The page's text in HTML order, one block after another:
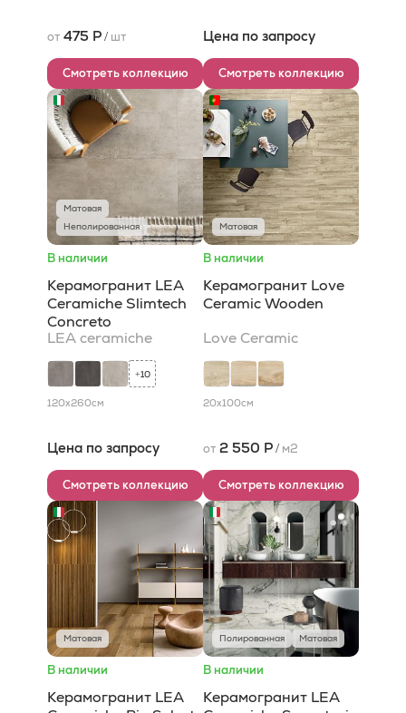
от 475 Р/ шт
Смотреть коллекцию
Цена по запросу
Смотреть коллекцию
Матовая
Неполированная
В наличии
Керамогранит LEA
Ceramiche Slimtech
Concreto
LEA ceramiche
+10
120x260см
Цена по запросу
Смотреть коллекцию
Матовая
В наличии
Керамогранит Love
Ceramic Wooden
Love Ceramic
20x100см
от 2 550 Р/ м2
Смотреть коллекцию
Матовая
В наличии
Керамогранит LEA
Полированная Матовая
В наличии
Керамогранит LEA